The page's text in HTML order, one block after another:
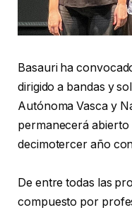
Basauri ha
dirigido a bandas y
Autónoma Vasca y
permanecerá abierto
decimotercer año
De entre todas las
compuesto por